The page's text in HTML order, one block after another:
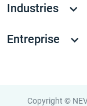
Industries
Entreprise
Copyright ©